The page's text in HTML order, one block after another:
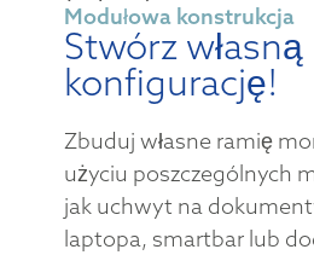
Modułowa konstrukcja
Stwórz własną
konfigurację!
Zbuduj własne ramię
użyciu poszczególnych
jak uchwyt na
laptopa, smartbar lub